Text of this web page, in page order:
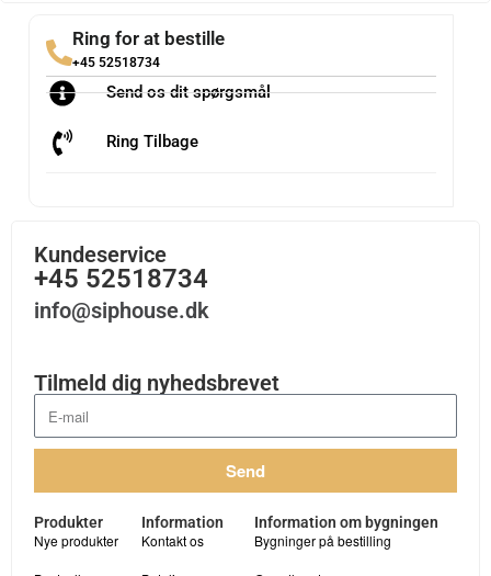
Ring for at bestille
+45 52518734
Send os dit spørgsmål
Ring Tilbage
Kundeservice
+45 52518734
info@siphouse.dk
Tilmeld dig nyhedsbrevet
Send
Produkter
Nye produkter
Information
Kontakt os
Information om bygningen
Bygninger på bestilling